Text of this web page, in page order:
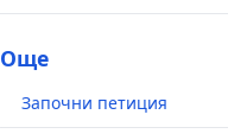
Още
Започни петиция